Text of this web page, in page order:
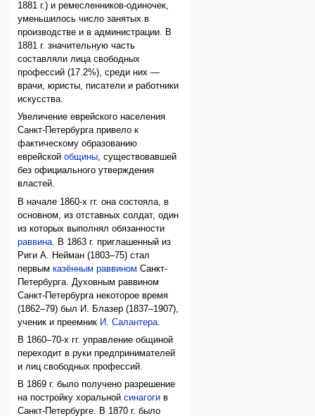
1881 г.) и ремесленников-одиночек,
уменьшилось число занятых в
производстве и в администрации. В
1881 г. значительную часть
составляли лица свободных
профессий (17.2%), среди них —
врачи, юристы, писатели и работники
искусства.
Увеличение еврейского населения
Санкт-Петербурга привело к
фактическому образованию
еврейскойобщины, существовавшей
без официального утверждения
властей.
В начале 1860-х гг. она состояла, в
основном, из отставных солдат, один
из которых выполнял обязанности
раввина . В 1863 г. приглашенный из
Риги А. Нейман (1803–75) стал
первымказённым раввином Санкт-
Петербурга. Духовным раввином
Санкт-Петербурга некоторое время
(1862–79) был И. Блазер (1837–1907),
ученик и преемник И. Салантера
В 1860–70-х гг. управление общиной
переходит в руки предпринимателей
и лиц свободных профессий.
В 1869 г. было получено разрешение
на постройку хоральнойсинагоги в
Санкт-Петербурге. В 1870 г. было